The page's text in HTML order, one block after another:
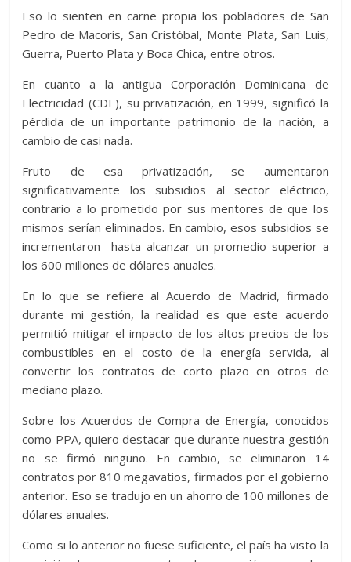
Eso lo sienten en carne propia los pobladores de San
Pedro de Macorís, San Cristóbal, Monte Plata, San Luis,
Guerra, Puerto Plata y Boca Chica, entre otros.
En cuanto a la antigua Corporación Dominicana de
Electricidad (CDE), su privatización, en 1999, significó la
pérdida de un importante patrimonio de la nación, a
cambio de casi nada.
Fruto de esa privatización, se aumentaron
significativamente los subsidios al sector eléctrico,
contrario a lo prometido por sus mentores de que los
mismos serían eliminados. En cambio, esos subsidios se
incrementaron hasta alcanzar un promedio superior a
los 600 millones de dólares anuales.
En lo que se refiere al Acuerdo de Madrid, firmado
durante mi gestión, la realidad es que este acuerdo
permitió mitigar el impacto de los altos precios de los
combustibles en el costo de la energía servida, al
convertir los contratos de corto plazo en otros de
mediano plazo.
Sobre los Acuerdos de Compra de Energía, conocidos
como PPA, quiero destacar que durante nuestra gestión
no se firmó ninguno. En cambio, se eliminaron 14
contratos por 810 megavatios, firmados por el gobierno
anterior. Eso se tradujo en un ahorro de 100 millones de
dólares anuales.
Como si lo anterior no fuese suficiente, el país ha visto la